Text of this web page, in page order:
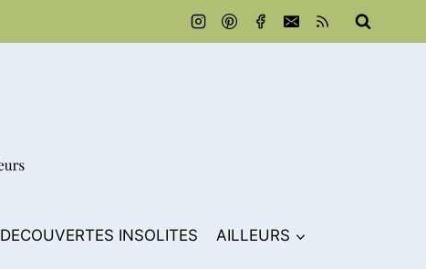
DECOUVERTES INSOLITES AILLEURS